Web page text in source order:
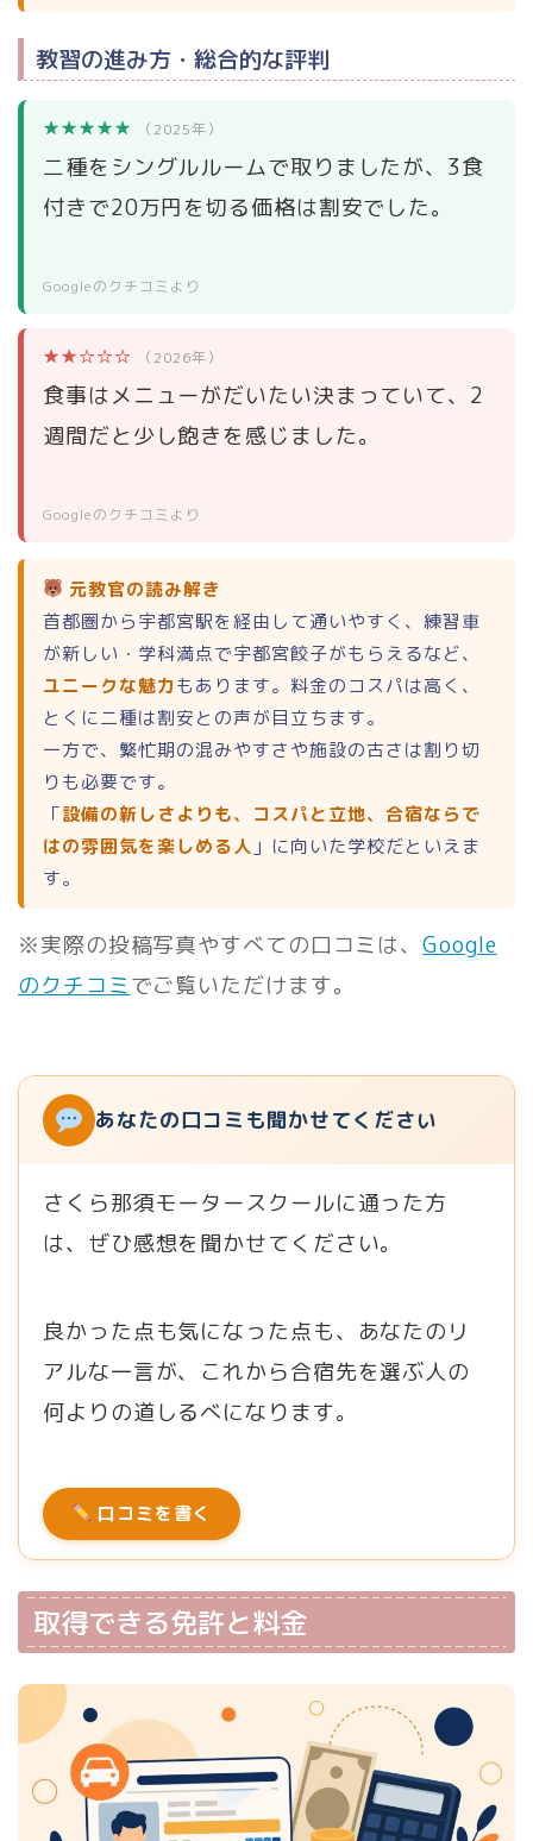
教習の進み方・総合的な評判
★★★★★ （2025年）
二種をシングルルームで取りましたが、3食
付きで20万円を切る価格は割安でした。
Googleのクチコミより
★★☆☆☆ （2026年）
食事はメニューがだいたい決まっていて、2
週間だと少し飽きを感じました。
Googleのクチコミより
元教官の読み解き
首都圏から宇都宮駅を経由して通いやすく、練習車
が新しい・学科満点で宇都宮餃子がもらえるなど、
ユニークな魅力もあります。料金のコスパは高く、
とくに二種は割安との声が目立ちます。
一方で、繁忙期の混みやすさや施設の古さは割り切
りも必要です。
「設備の新しさよりも、コスパと立地、合宿ならで
はの雰囲気を楽しめる人 」に向いた学校だといえま
す。
※実際の投稿写真やすべての口コミは、Google
のクチコミでご覧いただけます。
あなたの口コミも聞かせてください
さくら那須モータースクールに通った方
は、ぜひ感想を聞かせてください。
良かった点も気になった点も、あなたのリ
アルな一言が、これから合宿先を選ぶ人の
何よりの道しるべになります。
口コミを書く
取得できる免許と料金